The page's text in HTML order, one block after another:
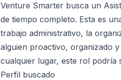
Venture Smarter busca un
de tiempo completo. Esta es
trabajo administrativo, la
alguien proactivo, organizado
cualquier lugar, este rol podría
Perfil buscado